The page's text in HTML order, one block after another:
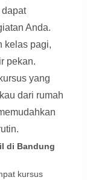
Anda.
kelas pagi,
pekan.
yang
dari rumah
di Bandung
kursus